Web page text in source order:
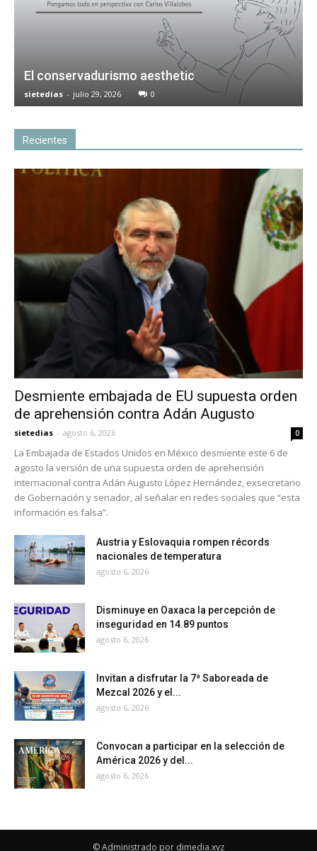
El conservadurismo aesthetic
sietedias - julio 29, 2026 0
Recientes
Desmiente embajada de EU supuesta orden
de aprehensión contra Adán Augusto
sietedias - agosto 6, 2026 0
La Embajada de Estados Unidos en México desmiente este 6 de
agosto la versión de una supuesta orden de aprehensión
internacional contra Adán Augusto López Hernández, exsecretario
de Gobernación y senador, al señalar en redes sociales que “esta
información es falsa”.
Austria y Eslovaquia rompen récords
nacionales de temperatura
agosto 6, 2026
Disminuye en Oaxaca la percepción de
inseguridad en 14.89 puntos
agosto 6, 2026
Invitan a disfrutar la 7ª Saboreada de
Mezcal 2026 y el...
agosto 6, 2026
Convocan a participar en la selección de
América 2026 y del...
agosto 6, 2026
© Administrado por dimedia.xyz